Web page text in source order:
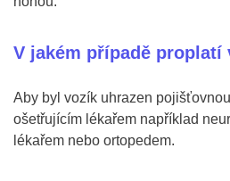
V jakém případě
Aby byl vozík uhrazen
ošetřujícím lékařem například
lékařem nebo ortopedem.